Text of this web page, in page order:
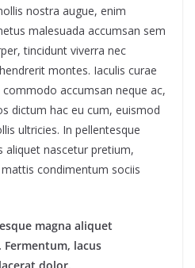
nostra augue, enim
malesuada accumsan sem
tincidunt viverra nec
montes. Iaculis curae
accumsan neque ac,
dictum hac eu cum, euismod
ultricies. In pellentesque
aliquet nascetur pretium,
condimentum sociis
magna aliquet
lacus